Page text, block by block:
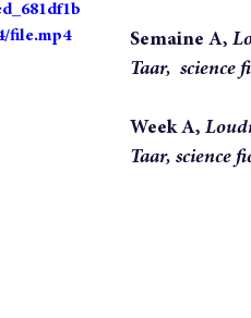
file.mp4
Semaine A,
Taar, science
Week A,
Taar, science